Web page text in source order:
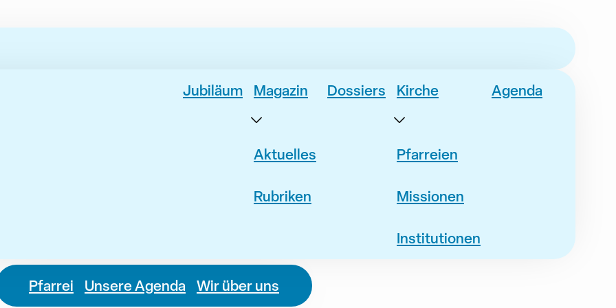
Jubiläum Magazin
Aktuelles
Rubriken
Dossiers Kirche
Pfarreien
Missionen
Institutionen
Agenda
Pfarrei Unsere Agenda Wir über uns